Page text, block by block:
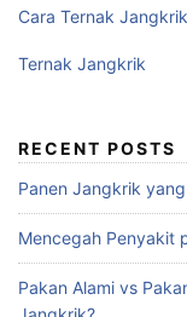
Cara Ternak Jangkrik
Ternak Jangkrik
RECENT POSTS
Panen Jangkrik
Mencegah Penyakit
Pakan Alami vs